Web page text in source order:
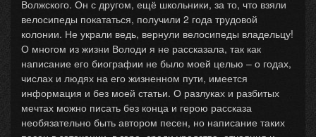
Волжского. Он с другом, ещё школьники, за то, что взяли
велосипеды покататься, получили 2 года трудовой
колонии. Не украли ведь, вернули велосипеды владельцу!
О многом из жизни Володи я не рассказала, так как
написание его биографии не было моей целью – о годах,
числах и людях на его жизненном пути, имеется
информация и без моей статьи. О разлуках и разбитых
мечтах можно писать без конца и герою рассказа
необязательно быть автором песен, но написание таких